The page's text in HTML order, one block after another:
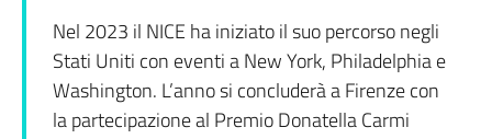
Nel 2023 il NICE ha iniziato il suo percorso negli
Stati Uniti con eventi a New York, Philadelphia e
Washington. L’anno si concluderà a Firenze con
la partecipazione al Premio Donatella Carmi